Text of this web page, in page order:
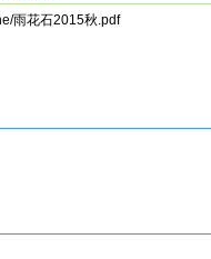
雨花石2015秋.pdf